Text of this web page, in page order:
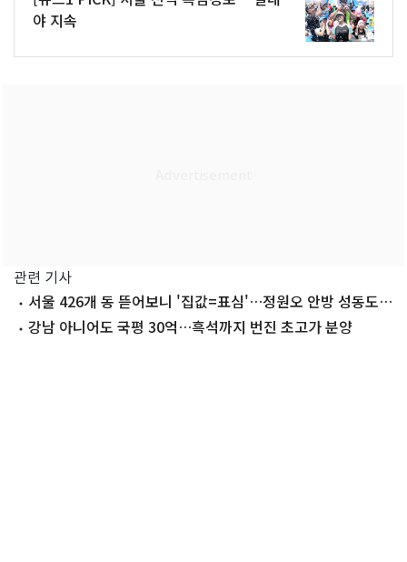
야 지속
관련 기사
서울 426개 동 뜯어보니 '집값=표심'…정원오 안방 성동도
갈렸다
강남 아니어도 국평 30억…흑석까지 번진 초고가 분양